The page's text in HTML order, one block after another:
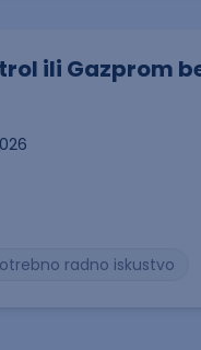
ili Gazprom
radno iskustvo